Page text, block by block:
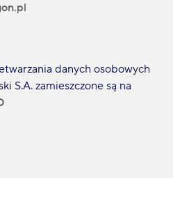
danych osobowych
S.A. zamieszczone są na